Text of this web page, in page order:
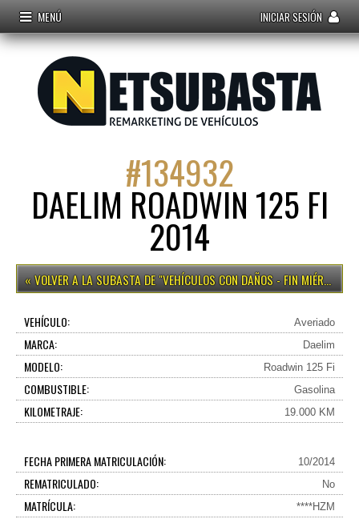
MENÚ INICIAR SESIÓN
#134932
DAELIM ROADWIN 125 FI
2014
VEHÍCULOS CON DAÑOS - FIN MIÉRCOLES 15H
VEHÍCULO: Averiado
MARCA: Daelim
MODELO: Roadwin 125 Fi
COMBUSTIBLE: Gasolina
KILOMETRAJE: 19.000 KM
FECHA PRIMERA MATRICULACIÓN: 10/2014
REMATRICULADO: No
MATRÍCULA: ****HZM